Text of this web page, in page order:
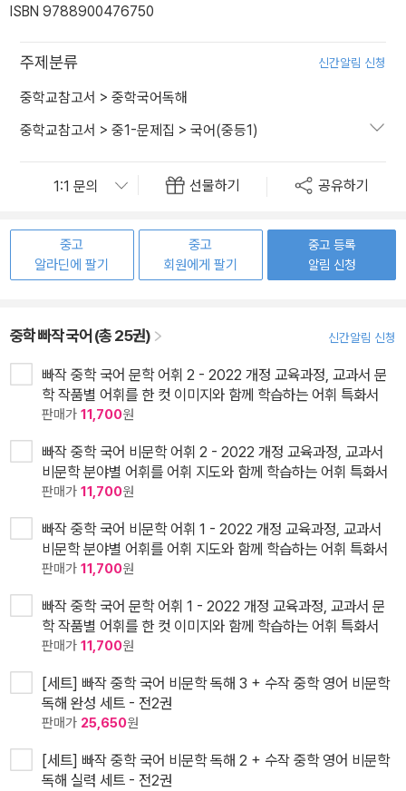
ISBN 9788900476750
주제분류 신간알림 신청
중학교참고서 > 중학국어독해
중학교참고서 > 중1-문제집 > 국어(중등1)
선물하기 공유하기
중고
알라딘에 팔기
중고
회원에게 팔기
중고 등록
알림 신청
중학 빠작 국어 (총 25권) 신간알림 신청
빠작 중학 국어 문학 어휘 2 - 2022 개정 교육과정, 교과서 문
학 작품별 어휘를 한 컷 이미지와 함께 학습하는 어휘 특화서
판매가 11,700원
빠작 중학 국어 비문학 어휘 2 - 2022 개정 교육과정, 교과서
비문학 분야별 어휘를 어휘 지도와 함께 학습하는 어휘 특화서
판매가 11,700원
빠작 중학 국어 비문학 어휘 1 - 2022 개정 교육과정, 교과서
비문학 분야별 어휘를 어휘 지도와 함께 학습하는 어휘 특화서
판매가 11,700원
빠작 중학 국어 문학 어휘 1 - 2022 개정 교육과정, 교과서 문
학 작품별 어휘를 한 컷 이미지와 함께 학습하는 어휘 특화서
판매가 11,700원
[세트] 빠작 중학 국어 비문학 독해 3 + 수작 중학 영어 비문학
독해 완성 세트 - 전2권
판매가 25,650원
[세트] 빠작 중학 국어 비문학 독해 2 + 수작 중학 영어 비문학
독해 실력 세트 - 전2권